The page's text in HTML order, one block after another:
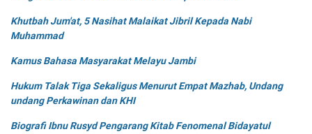
Khutbah Jum'at, 5 Nasihat Malaikat Jibril Kepada Nabi
Muhammad
Kamus Bahasa Masyarakat Melayu Jambi
Hukum Talak Tiga Sekaligus Menurut Empat Mazhab, Undang
undang Perkawinan dan KHI
Biografi Ibnu Rusyd Pengarang Kitab Fenomenal Bidayatul